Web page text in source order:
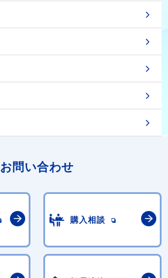
お問い合わせ
購入相談